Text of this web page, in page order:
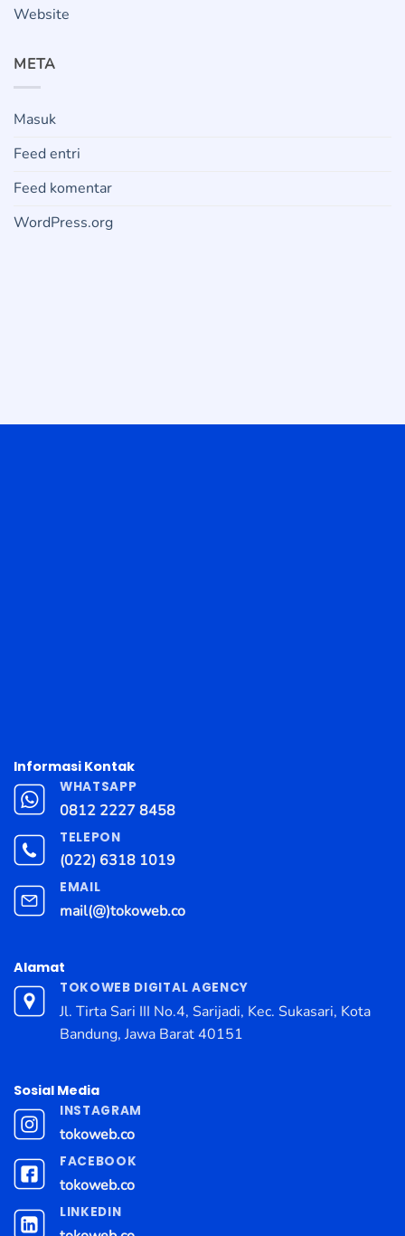
Website
META
Masuk
Feed entri
Feed komentar
WordPress.org
Informasi Kontak
WHATSAPP
0812 2227 8458
TELEPON
(022) 6318 1019
EMAIL
mail(@)tokoweb.co
Alamat
TOKOWEB DIGITAL AGENCY
Jl. Tirta Sari III No.4, Sarijadi, Kec. Sukasari, Kota
Bandung, Jawa Barat 40151
Sosial Media
INSTAGRAM
tokoweb.co
FACEBOOK
tokoweb.co
LINKEDIN